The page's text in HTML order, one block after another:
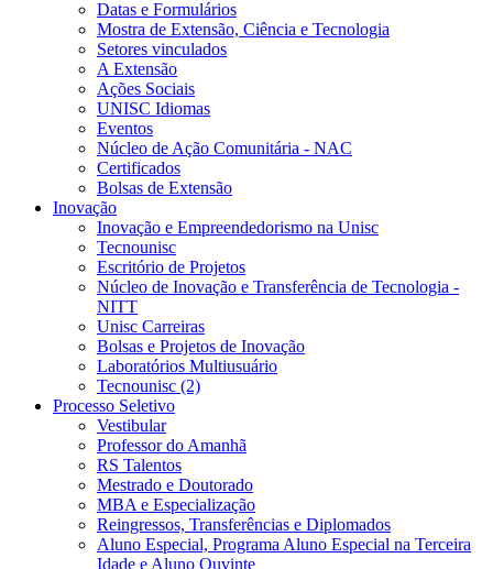
Datas e Formulários
Mostra de Extensão, Ciência e Tecnologia
Setores vinculados
A Extensão
Ações Sociais
UNISC Idiomas
Eventos
Núcleo de Ação Comunitária - NAC
Certificados
Bolsas de Extensão
Inovação
Inovação e Empreendedorismo na Unisc
Tecnounisc
Escritório de Projetos
Núcleo de Inovação e Transferência de Tecnologia -
NITT
Unisc Carreiras
Bolsas e Projetos de Inovação
Laboratórios Multiusuário
Tecnounisc (2)
Processo Seletivo
Vestibular
Professor do Amanhã
RS Talentos
Mestrado e Doutorado
MBA e Especialização
Reingressos, Transferências e Diplomados
Aluno Especial, Programa Aluno Especial na Terceira
Idade e Aluno Ouvinte